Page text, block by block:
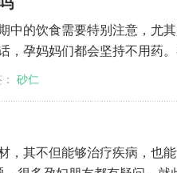
中的饮食需要特别注意，尤
，孕妈妈们都会坚持不用药
砂仁
，其不但能够治疗疾病，也